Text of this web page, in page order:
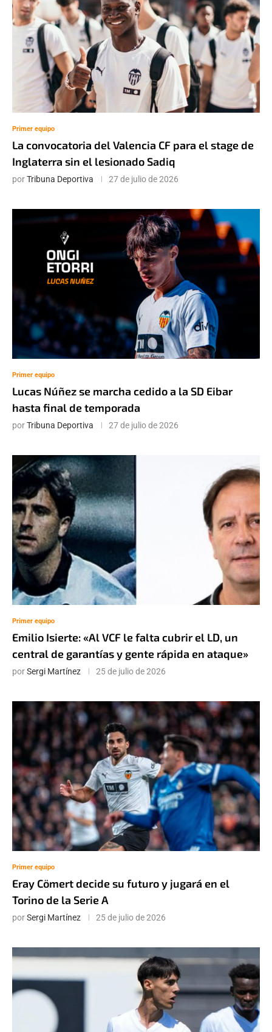
Primer equipo
La convocatoria del Valencia CF para el stage de
Inglaterra sin el lesionado Sadiq
porTribuna Deportiva 27 de julio de 2026
Primer equipo
Lucas Núñez se marcha cedido a la SD Eibar
hasta final de temporada
porTribuna Deportiva 27 de julio de 2026
Primer equipo
Emilio Isierte: «Al VCF le falta cubrir el LD, un
central de garantías y gente rápida en ataque»
porSergi Martínez 25 de julio de 2026
Primer equipo
Eray Cömert decide su futuro y jugará en el
Torino de la Serie A
porSergi Martínez 25 de julio de 2026